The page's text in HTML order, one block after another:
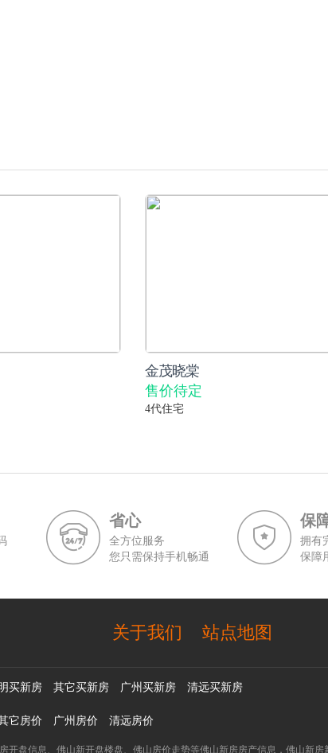
金茂晓棠
售价待定
4代住宅
省心
全方位服务
您只需保持手机畅通
保
拥有
保障
站点地图
关于我们
买新房 其它买新房 广州买新房 清远买新房
它房价 广州房价 清远房价
盘信息、佛山新开盘楼盘、佛山房价走势等佛山新房房产信息，佛山新房